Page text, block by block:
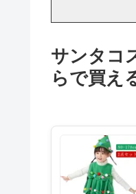
サンタコ
らで買え